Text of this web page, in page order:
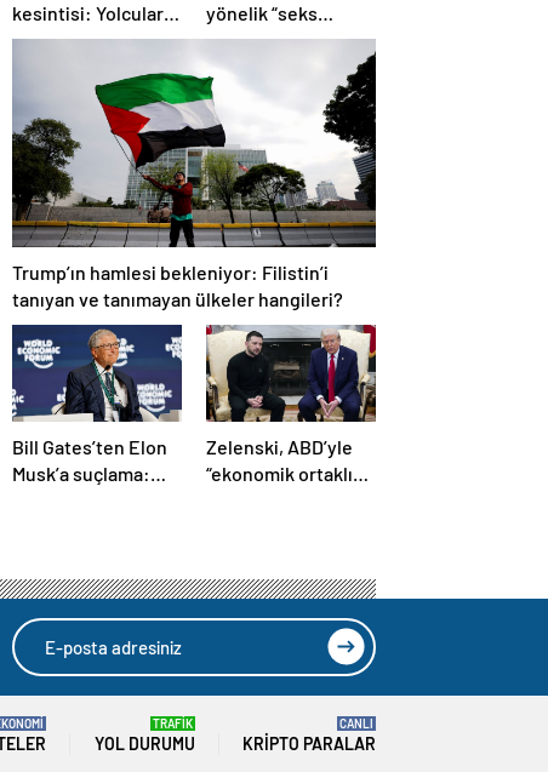
kesintisi: Yolcular
metroda mahsur
yönelik “seks
ticareti” davası
başladı
Trump’ın hamlesi bekleniyor: Filistin’i
tanıyan ve tanımayan ülkeler hangileri?
Bill Gates’ten Elon
Musk’a suçlama:
Zelenski, ABD’yle
“ekonomik ortaklık”
YOL DURUMU
TRAFİK
KRIPTO PARALAR
CANLI